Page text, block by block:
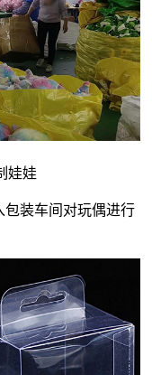
娃娃
包装车间对玩偶进行